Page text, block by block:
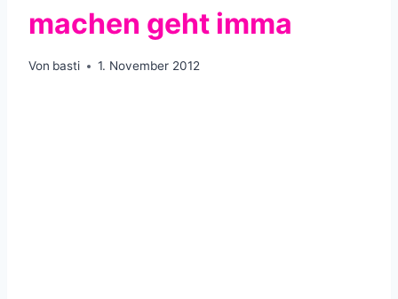
machen geht imma
Von basti 1. November 2012